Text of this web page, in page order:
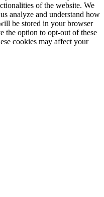
of the website. We
analyze and understand how
be stored in your browser
the option to opt-out of these
cookies may affect your